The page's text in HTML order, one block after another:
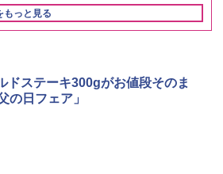
ク
パ
種
ク
電子レンジ 赤外線セン
サー ノンフライ調理
もっと見る
ドステーキ300gがお値段そのま
の日フェア」